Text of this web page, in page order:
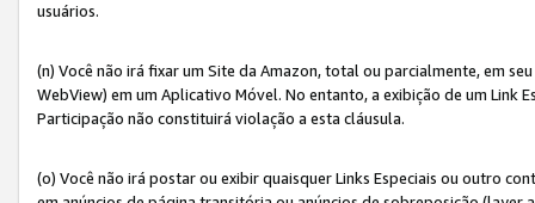
usuários.
(n) Você não irá fixar um Site da Amazon, total ou parcialmente, em
WebView) em um Aplicativo Móvel. No entanto, a exibição de um Link
Participação não constituirá violação a esta cláusula.
(o) Você não irá postar ou exibir quaisquer Links Especiais ou outro